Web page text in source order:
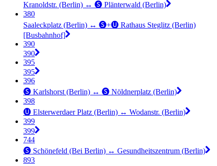
Kranoldstr. (Berlin) ↔︎ 🅢 Plänterwald (Berlin)
380
Saaleckplatz (Berlin) ↔︎ 🅢+🅤 Rathaus Steglitz (Berlin)
[Busbahnhof]
390
390
395
395
396
🅢 Karlshorst (Berlin) ↔︎ 🅢 Nöldnerplatz (Berlin)
398
🅤 Elsterwerdaer Platz (Berlin) ↔︎ Wodanstr. (Berlin)
399
399
744
🅢 Schönefeld (Bei Berlin) ↔︎ Gesundheitszentrum (Berlin)
893